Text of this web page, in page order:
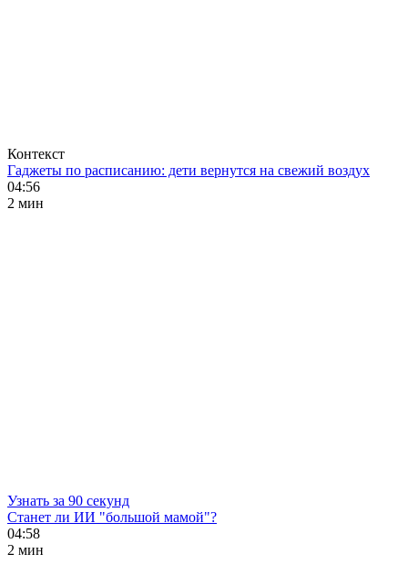
Контекст
Гаджеты по расписанию: дети вернутся на свежий воздух
04:56
2 мин
Узнать за 90 секунд
Станет ли ИИ "большой мамой"?
04:58
2 мин